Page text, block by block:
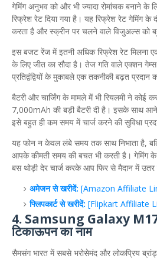
​गेमिंग अनुभव को और भी ज्यादा रोमांचक बनाने के
रिफ्रेश रेट दिया गया है। यह रिफ्रेश रेट गेमिंग के
करता है और स्क्रीन पर चलने वाले विजुअल्स को
​इस बजट रेंज में इतनी अधिक रिफ्रेश रेट मिलना
के लिए जीत का सौदा है। तेज गति वाले एक्शन
प्रतिद्वंद्वियों के मुकाबले एक तकनीकी बढ़त
​बैटरी और चार्जिंग के मामले में भी रियलमी ने कोई
7,000mAh की बड़ी बैटरी दी है। इसके साथ आने
इसे बहुत ही कम समय में चार्ज करने की सुविधा
​यह फोन न केवल लंबे समय तक साथ निभाता है,
आपके कीमती समय की बचत भी करती है। गेमिंग के
बस थोड़ी देर चार्ज करके आप फिर से मैदान में
अमेजन से खरीदें: [Amazon Affiliate
फ्लिपकार्ट से खरीदें: [Flipkart Affiliate
4. Samsung Galaxy M17
टिकाऊपन का नाम
​सैमसंग भारत में सबसे भरोसेमंद और लोकप्रिय